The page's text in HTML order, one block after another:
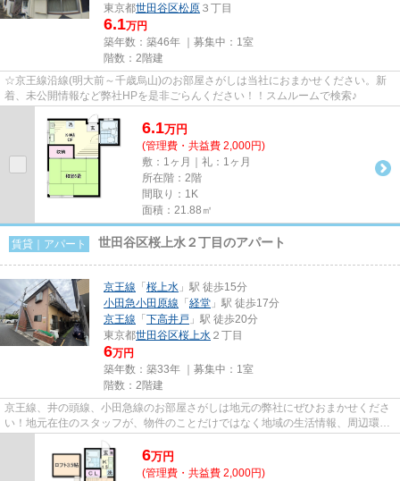
東京都世田谷区松原 ３丁目
6.1万円
築年数：築46年 ｜募集中： 1室
階数：2階建
☆京王線沿線(明大前～千歳烏山)のお部屋さがしは当社におまかせください。新
着、未公開情報など弊社HPを是非ごらんください！！スムルームで検索♪
6.1万円
(管理費・共益費 2,000円)
敷：1ヶ月｜礼：1ヶ月
所在階：2階
間取り：1K
面積：21.88㎡
賃貸｜アパート 世田谷区桜上水２丁目のアパート
京王線 「 桜上水 」駅 徒歩15分
小田急小田原線 「 経堂 」駅 徒歩17分
京王線 「 下高井戸 」駅 徒歩20分
東京都世田谷区桜上水 ２丁目
6万円
築年数：築33年 ｜募集中： 1室
階数：2階建
京王線、井の頭線、小田急線のお部屋さがしは地元の弊社にぜひおまかせくださ
い！地元在住のスタッフが、物件のことだけではなく地域の生活情報、周辺環境
6万円
(管理費・共益費 2,000円)